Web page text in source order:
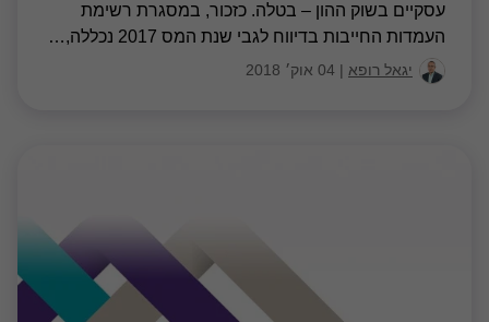
עסקיים בשוק ההון – בטלה. כזכור, במסגרת רשימת
העמדות החייבות בדיווח לגבי שנת המס 2017 נכללה,
…
יגאל רופא | 04 אוק׳ 2018